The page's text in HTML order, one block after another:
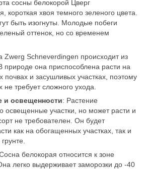
сосны белокорой Цверг
короткая хвоя темного зеленого цвета.
быть изогнуты. Молодые побеги
оттенок, но со временем
Zwerg Schneverdingen происходит из
она приспособлена расти на
почвах и засушливых участках, поэтому
требует сложного ухода.
и освещенности: Растение
освещенные участки, но может расти и
не требователен. Он будет
как на обогащенных участках, так и
белокорая относится к зоне
легко выдерживает заморозки до -40